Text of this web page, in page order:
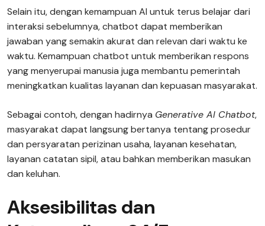
Selain itu, dengan kemampuan AI untuk terus belajar dari
interaksi sebelumnya, chatbot dapat memberikan
jawaban yang semakin akurat dan relevan dari waktu ke
waktu. Kemampuan chatbot untuk memberikan respons
yang menyerupai manusia juga membantu pemerintah
meningkatkan kualitas layanan dan kepuasan masyarakat.
Sebagai contoh, dengan hadirnya Generative AI Chatbot,
masyarakat dapat langsung bertanya tentang prosedur
dan persyaratan perizinan usaha, layanan kesehatan,
layanan catatan sipil, atau bahkan memberikan masukan
dan keluhan.
Aksesibilitas dan